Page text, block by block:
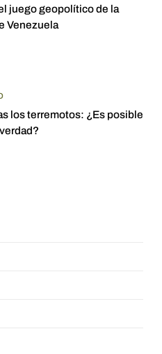
juego geopolítico de la
Venezuela
los terremotos: ¿Es posible